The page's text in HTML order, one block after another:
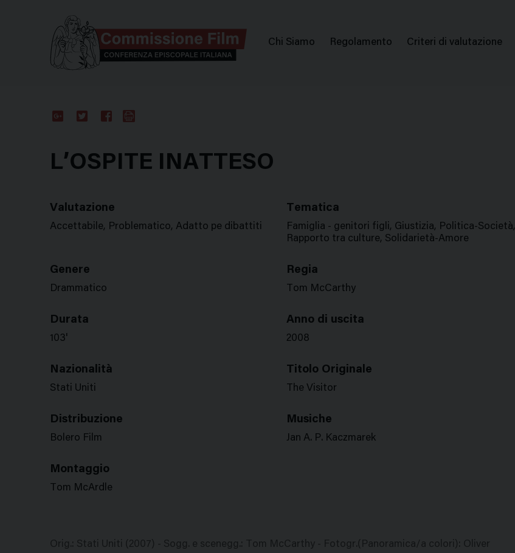
Menu
Chi Siamo Regolamento Criteri di valutazione
L’OSPITE INATTESO
Valutazione
Accettabile, Problematico, Adatto pe dibattiti
Tematica
Famiglia - genitori figli, Giustizia, Politica-Società,
Rapporto tra culture, Solidarietà-Amore
Genere
Drammatico
Regia
Tom McCarthy
Durata
103'
Anno di uscita
2008
Nazionalità
Stati Uniti
Titolo Originale
The Visitor
Distribuzione
Bolero Film
Musiche
Jan A. P. Kaczmarek
Montaggio
Tom McArdle
Orig.: Stati Uniti (2007) - Sogg. e scenegg.: Tom McCarthy - Fotogr.(Panoramica/a colori): Oliver